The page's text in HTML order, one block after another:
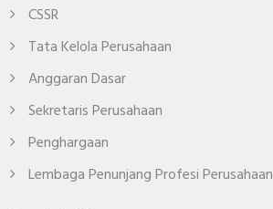
CSSR
Tata Kelola Perusahaan
Anggaran Dasar
Sekretaris Perusahaan
Penghargaan
Lembaga Penunjang Profesi Perusahaan